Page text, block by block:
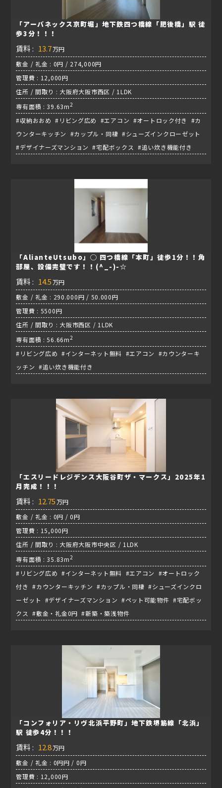
「アーバネックス京町堀」地下鉄四つ橋線「肥後橋」駅 徒
歩3分！！！
賃料 : 13.7万円
敷金 / 礼金 : 0円 / 274,000円
管理費 : 12,000円
住所 / 間取り : 大阪府大阪市西区 / 1LDK
専有面積 : 39.63m2
#収納おおめ #リビング広め #エアコン #オートロック付き #カ
ウンターキッチン #カップル・同棲 #シューズインクローゼット
#デザイナーズマンション #宅配ボックス #追い炊き機能付き
「AlianteUtsubo」◯ 四つ橋線「本町」徒歩1分！！角
部屋、設備完璧です！！(^_-)-☆
賃料 : 14.5 万円
敷金 / 礼金 : 290.000円 / 50.000円
管理費 : 5500円
住所 / 間取り : 大阪市西区 / 1LDK
専有面積 : 56.66m2
#リビング広め #インターネット無料 #エアコン #カウンターキ
ッチン #追い炊き機能付き
「エスリードレジデンス大阪谷町ザ・マークス」2025年1
月完成！！！
賃料 : 12.75 万円
敷金 / 礼金 : 0円 / 0円
管理費 : 15,000円
住所 / 間取り : 大阪府大阪市中央区 / 1LDK
専有面積 : 35.83m2
#リビング広め #インターネット無料 #エアコン #オートロック
付き #カウンターキッチン #カップル・同棲 #シューズインクロ
ーゼット #デザイナーズマンション #ペット可能物件 #宅配ボッ
クス #敷金・礼金0円 #新築・築浅物件
「コンフォリア・リヴ北浜平野町」地下鉄堺筋線「北浜」
駅 徒歩4分！！！
賃料 : 12.8万円
敷金 / 礼金 : 0円円 / 0円
管理費 : 12,000円